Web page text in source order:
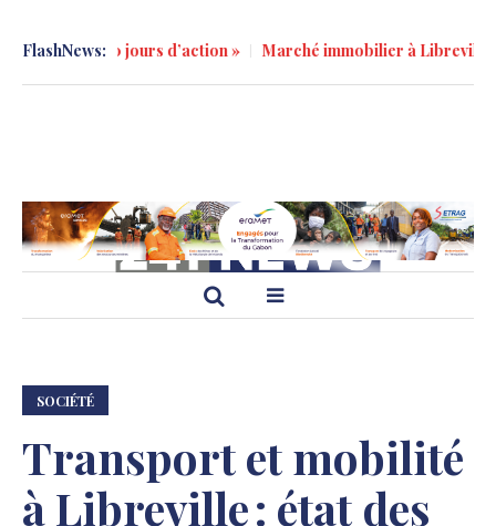
FlashNews:
jours d’action » Marché immobilier à Libreville : tendances
SOCIÉTÉ
Transport et mobilité
à Libreville : état des